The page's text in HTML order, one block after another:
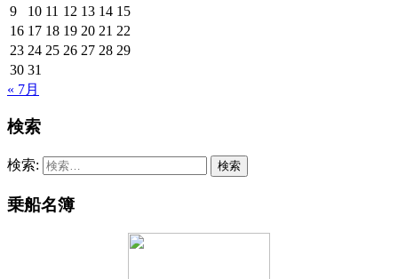
9
10 11 12 13 14 15
16 17 18 19 20 21 22
23 24 25 26 27 28 29
30 31
« 7月
検索
検索:
乗船名簿